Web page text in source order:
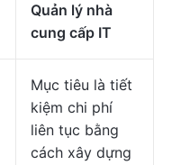
Quản lý nhà
cung cấp IT
Mục tiêu là tiết
kiệm chi phí
liên tục bằng
cách xây dựng